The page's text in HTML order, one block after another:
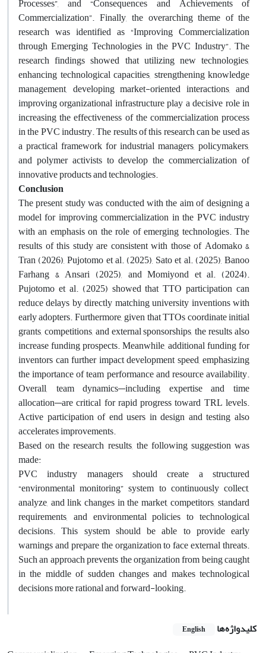
Commercialization”. Finally, the overarching theme of the
research was identified as “Improving Commercialization
through Emerging Technologies in the PVC Industry”. The
research findings showed that utilizing new technologies,
enhancing technological capacities, strengthening knowledge
management, developing market-oriented interactions, and
improving organizational infrastructure play a decisive role in
increasing the effectiveness of the commercialization process
in the PVC industry. The results of this research can be used as
a practical framework for industrial managers, policymakers,
and polymer activists to develop the commercialization of
innovative products and technologies.
Conclusion
The present study was conducted with the aim of designing a
model for improving commercialization in the PVC industry
with an emphasis on the role of emerging technologies. The
results of this study are consistent with those of Adomako &
Tran (2026), Pujotomo et al. (2025), Sato et al. (2025), Banoo
Farhang & Ansari (2025), and Momiyond et al. (2024).
Pujotomo et al. (2025) showed that TTO participation can
reduce delays by directly matching university inventions with
early adopters. Furthermore, given that TTOs coordinate initial
grants, competitions, and external sponsorships, the results also
increase funding prospects. Meanwhile, additional funding for
inventors can further impact development speed, emphasizing
the importance of team performance and resource availability.
Overall, team dynamics—including expertise and time
allocation—are critical for rapid progress toward TRL levels.
Active participation of end users in design and testing also
accelerates improvements.
Based on the research results, the following suggestion was
made:
PVC industry managers should create a structured
“environmental monitoring” system to continuously collect,
analyze, and link changes in the market, competitors, standard
requirements, and environmental policies to technological
decisions. This system should be able to provide early
warnings and prepare the organization to face external threats.
Such an approach prevents the organization from being caught
in the middle of sudden changes and makes technological
decisions more rational and forward-looking.
کلیدواژه‌ها English